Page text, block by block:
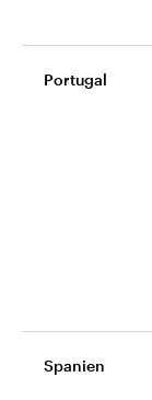
Portugal
Spanien